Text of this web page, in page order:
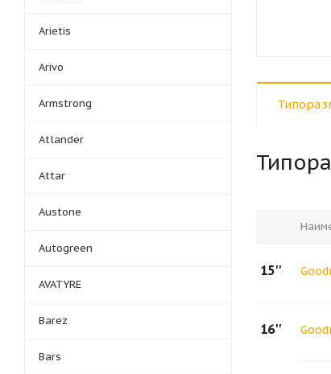
15''
16''
Arietis
Arivo
Armstrong
Atlander
Attar
Austone
Autogreen
AVATYRE
Barez
Bars